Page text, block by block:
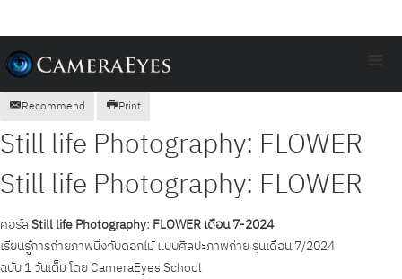
Recommend Print
Still life Photography: FLOWER
Still life Photography: FLOWER
คอร์สStill life Photography: FLOWER เดือน 7-2024
เรียนรู้การถ่ายภาพนิ่งกับดอกไม้ แบบศิลปะภาพถ่าย รุ่นเดือน 7/2024
ฉบับ 1 วันเต็ม โดย CameraEyes School